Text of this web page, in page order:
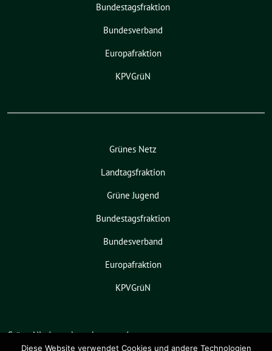
Bundestagsfraktion
Bundesverband
Europafraktion
KPVGrüN
Grünes Netz
Landtagsfraktion
Grüne Jugend
Bundestagsfraktion
Bundesverband
Europafraktion
KPVGrüN
Grüne Niedersachsen benutzt das
freie grüne Themesunflower ‐ ein
Diese Website verwendet Cookies und andere Technologien